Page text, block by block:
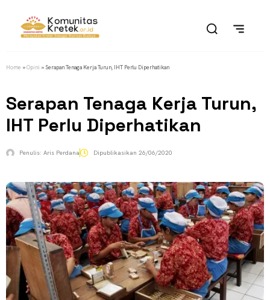
Home »Opini » Serapan Tenaga Kerja Turun, IHT Perlu Diperhatikan
Serapan Tenaga Kerja Turun,
IHT Perlu Diperhatikan
Penulis: Aris Perdana Dipublikasikan 26/06/2020